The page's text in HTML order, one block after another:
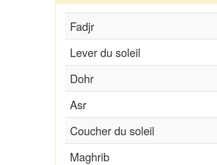
Fadjr
Lever du soleil
Dohr
Asr
Coucher du soleil
Maghrib